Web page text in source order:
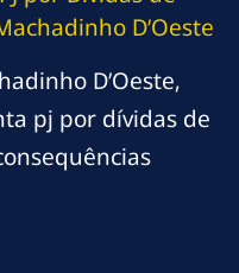
D’Oeste
D’Oeste,
pj por dívidas de